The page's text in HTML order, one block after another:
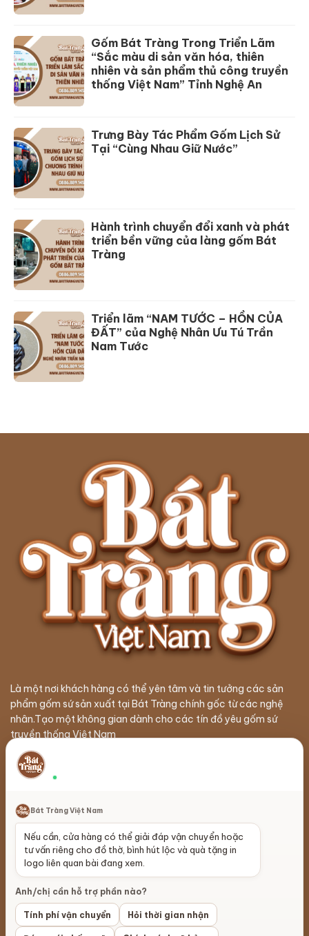
Bát Tràng Việt Nam
Nếu cần, cửa hàng có thể giải đáp vận chuyển hoặc
tư vấn riêng cho đồ thờ, bình hút lộc và quà tặng in
logo liên quan bài đang xem.
Anh/chị cần hỗ trợ phần nào?
Tính phí vận chuyển Hỏi thời gian nhận
Gốm Bát Tràng Trong Triển Lãm
“Sắc màu di sản văn hóa, thiên
nhiên và sản phẩm thủ công truyền
thống Việt Nam” Tỉnh Nghệ An
Trưng Bày Tác Phẩm Gốm Lịch Sử
Tại “Cùng Nhau Giữ Nước”
Hành trình chuyển đổi xanh và phát
triển bền vững của làng gốm Bát
Tràng
Triển lãm “NAM TƯỚC – HỒN CỦA
ĐẤT” của Nghệ Nhân Ưu Tú Trần
Nam Tước
Là một nơi khách hàng có thể yên tâm và tin tưởng các sản
phẩm gốm sứ sản xuất tại Bát Tràng chính gốc từ các nghệ
nhân.Tạo một không gian dành cho các tín đồ yêu gốm sứ
truyền thống Việt Nam
Liên Hệ
Đt: 0886.889.145
lienhe@battrangvietnam.vn
Câu hỏi thường gặp
Phân phối đại lý
Xuất khẩu gốm sứ
Làng Gốm Bát Tràng
Hợp tác bán hàng